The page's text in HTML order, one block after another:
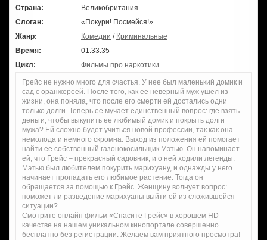
Страна:
Великобритания
Слоган:
«Покури! Посмейся!»
Жанр:
Комедии / Криминальные
Время:
01:33:35
Цикл:
Фильмы про наркотики
Грейс не нужно много для счастья. У нее был маленький домик и
сад с оранжереей. После того, как ее неверный муж ушел из
жизни, она поняла, что после его смерти ей достались одни
только долги. Теперь ее мучает единственный вопрос: где взять
деньги, чтобы выкупить ее любимый домик и покрыть долги
мужа? Ей сложно будет учиться новой профессии, так как она
немолода и немного скромна. Выход из положения ей помогает
найти ее собственный газонокосильщик Мэтью. Он напоминает
ей, что Грейс – прекрасный садовник, и о ней ходили легенды.
Мэтью был любителем покурить марихуану, и однажды у него
начинает пропадать его любимое растение. Тогда он
обращается за помощью к Грейс. Женщину волнует вопрос:
поможет ли разведение марихуаны выйти ей из сложившейся
ситуации?
Смотрите онлайн фильм «Спасите Грейс» в хорошем HD
качестве на нашем уникальном кинопортале совершенно
бесплатно без регистрации. Желаем вам приятного просмотра!